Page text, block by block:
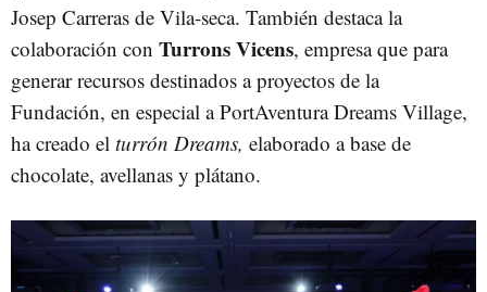
Josep Carreras de Vila-seca. También destaca la
colaboración con Turrons Vicens, empresa que para
generar recursos destinados a proyectos de la
Fundación, en especial a PortAventura Dreams Village,
ha creado el turrón Dreams, elaborado a base de
chocolate, avellanas y plátano.